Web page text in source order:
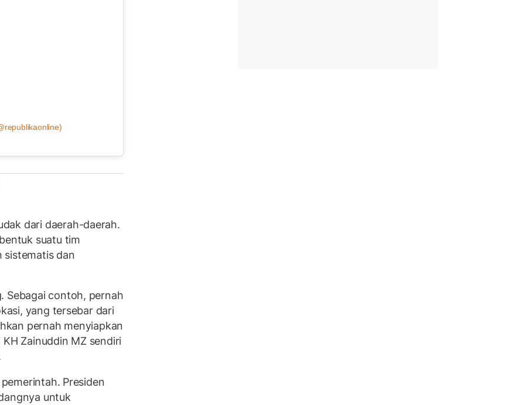
dari daerah-daerah.
suatu tim
sistematis dan
Sebagai contoh, pernah
yang tersebar dari
pernah menyiapkan
Zainuddin MZ sendiri
Presiden
untuk